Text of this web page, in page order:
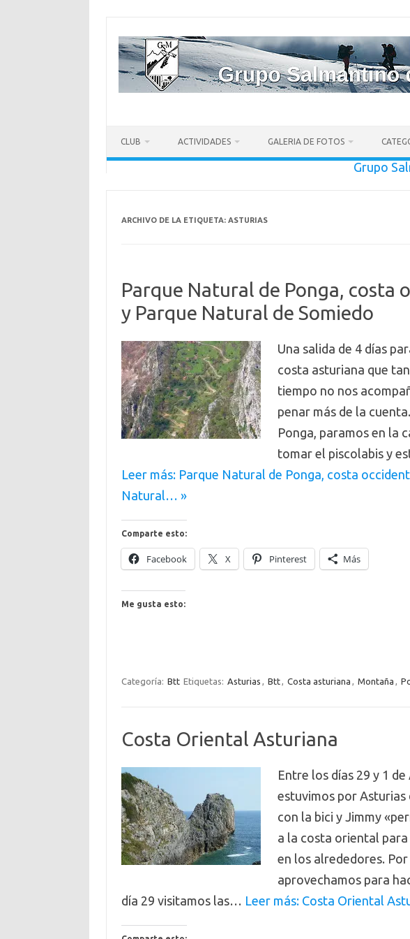
CLUB ACTIVIDADES GALERIA DE FOTOS
Grupo
ARCHIVO DE LA ETIQUETA: ASTURIAS
Parque Natural de Ponga, costa
y Parque Natural de Somiedo
Una salida de 4 días
costa asturiana que
tiempo no nos
penar más de la
Ponga, paramos en la
tomar el piscolabis y
Leer más: Parque Natural de Ponga, costa
Natural… »
Comparte esto:
Facebook X Pinterest Más
Me gusta esto:
Categoría: Btt Etiquetas: Asturias , Btt, Costa asturiana , Montaña ,
Costa Oriental Asturiana
Entre los días 29 y 1
estuvimos por Asturias
con la bici y Jimmy
a la costa oriental
en los alrededores.
aprovechamos para
día 29 visitamos las… Leer más: Costa Oriental